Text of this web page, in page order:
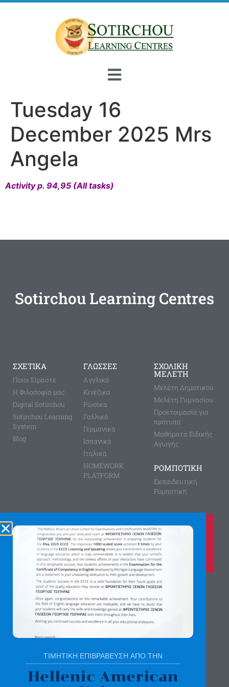
Tuesday 16
December 2025 Mrs
Angela
Activity p. 94,95 (All tasks)
Sotirchou Learning Centres
ΣΧΕΤΙΚΑ
Ποιοι Είμαστε
Η Φιλοσοφία μας
Digital Sotirchou
Sotirchou Learning
System
Blog
ΓΛΩΣΣΕΣ
Aγγλικά
Κινέζικα
Ρώσικα
Γαλλικά
Γερμανικά
Ισπανικά
Ιταλικά
HOMEWORK
PLATFORM
ΣΧΟΛΙΚΗ
ΜΕΛΕΤΗ
Μελέτη Δημοτικού
Μελέτη Γυμνασίου
Προετοιμασία για
πρότυπα
Μαθήματα Ειδικής
Αγωγής
ΡΟΜΠΟΤΙΚΗ
Εκπαιδευτική
Ρομποτική
Καλέστε μας τώρα στο
210 8028149
για περισσότερες πληροφορίες
Αγίας Παρασκευής 8, Άνω Πεύκη
Αργύρη Γεωργίου 2, Λυκόβρυση
Πατήστε εδώ για χάρτη
ΤΙΜΗΤΙΚΗ ΕΠΙΒΡΑΒΕΥΣΗ ΑΠΟ ΤΗΝ
Hellenic American